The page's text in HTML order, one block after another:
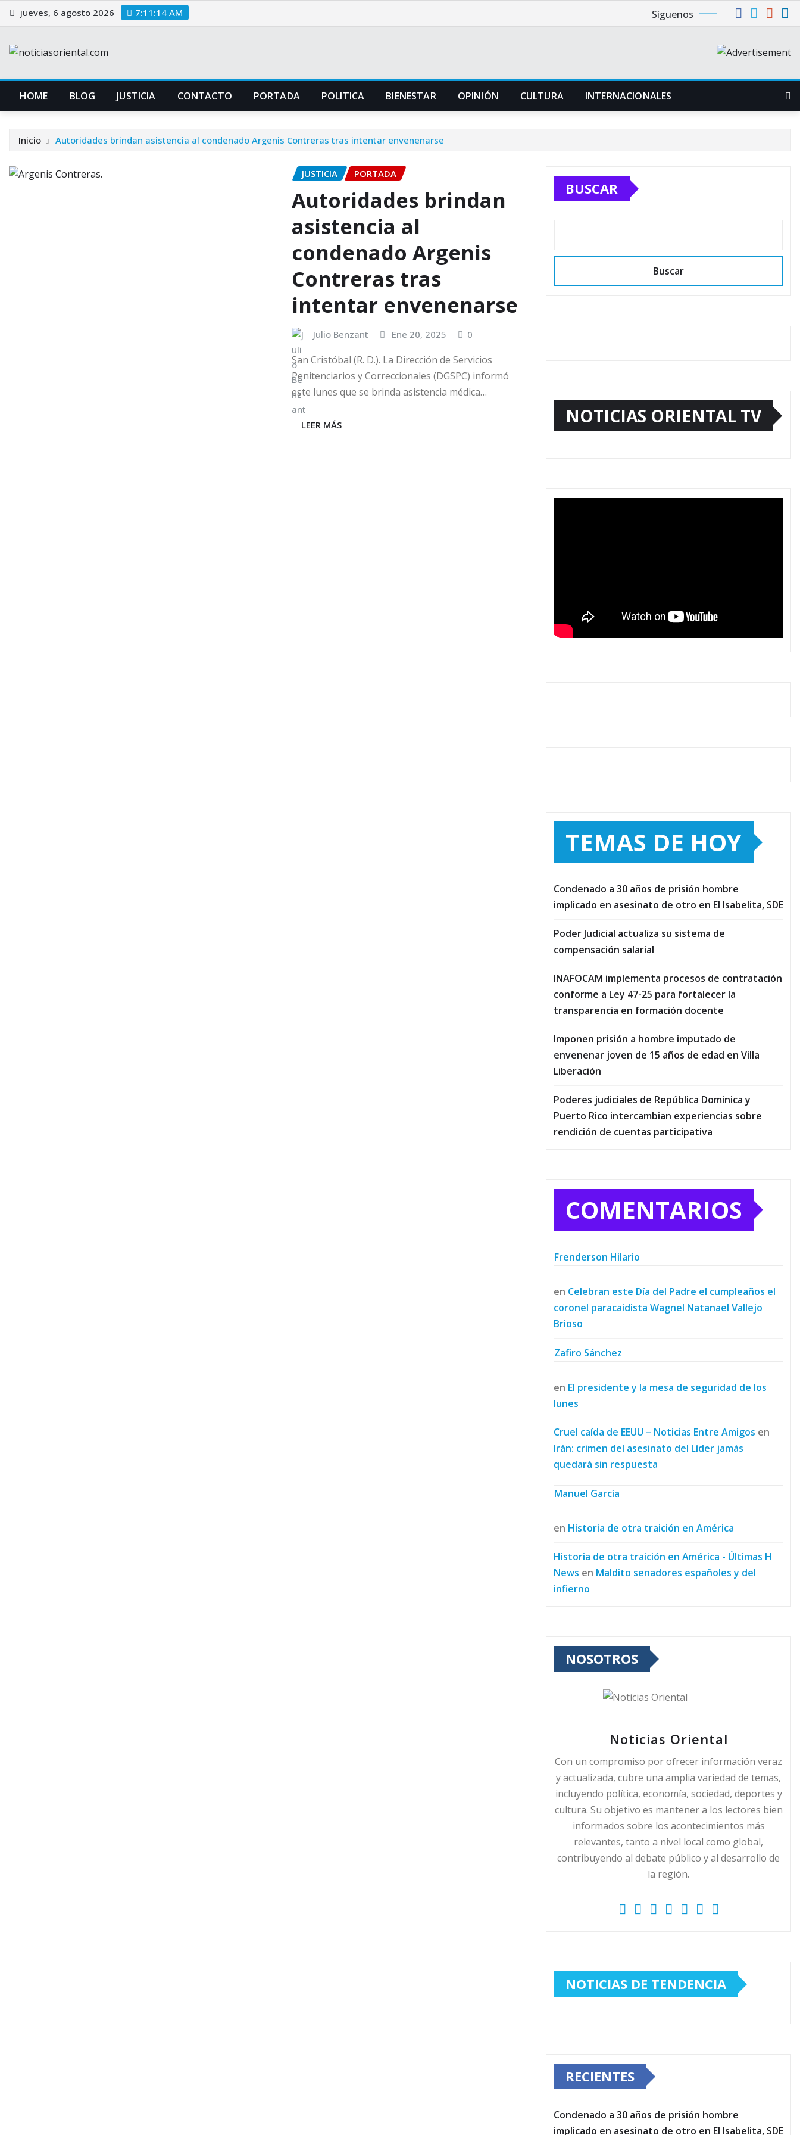
Saltar
al
jueves, 6 agosto 2026 7:11:14 AM Síguenos
HOME BLOG JUSTICIA CONTACTO PORTADA POLITICA BIENESTAR OPINIÓN CULTURA INTERNACIONALES
Inicio Autoridades brindan asistencia al condenado Argenis Contreras tras intentar envenenarse
JUSTICIA PORTADA
Autoridades brindan
asistencia al
condenado Argenis
Contreras tras
intentar envenenarse
Julio Benzant Ene 20, 2025 0
San Cristóbal (R. D.). La Dirección de Servicios
Penitenciarios y Correccionales (DGSPC) informó
este lunes que se brinda asistencia médica…
LEER MÁS
BUSCAR
Buscar
NOTICIAS ORIENTAL TV
TEMAS DE HOY
Condenado a 30 años de prisión hombre
implicado en asesinato de otro en El Isabelita, SDE
Poder Judicial actualiza su sistema de
compensación salarial
INAFOCAM implementa procesos de contratación
conforme a Ley 47-25 para fortalecer la
transparencia en formación docente
Imponen prisión a hombre imputado de
envenenar joven de 15 años de edad en Villa
Liberación
Poderes judiciales de República Dominica y
Puerto Rico intercambian experiencias sobre
rendición de cuentas participativa
COMENTARIOS
Frenderson Hilario
en Celebran este Día del Padre el cumpleaños el
coronel paracaidista Wagnel Natanael Vallejo
Brioso
Zafiro Sánchez
en El presidente y la mesa de seguridad de los
lunes
Cruel caída de EEUU – Noticias Entre Amigos en
Irán: crimen del asesinato del Líder jamás
quedará sin respuesta
Manuel García
en Historia de otra traición en América
Historia de otra traición en América - Últimas H
News en Maldito senadores españoles y del
infierno
NOSOTROS
Noticias Oriental
Con un compromiso por ofrecer información veraz
y actualizada, cubre una amplia variedad de temas,
incluyendo política, economía, sociedad, deportes y
cultura. Su objetivo es mantener a los lectores bien
informados sobre los acontecimientos más
relevantes, tanto a nivel local como global,
contribuyendo al debate público y al desarrollo de
la región.
NOTICIAS DE TENDENCIA
RECIENTES
Condenado a 30 años de prisión hombre
implicado en asesinato de otro en El Isabelita, SDE